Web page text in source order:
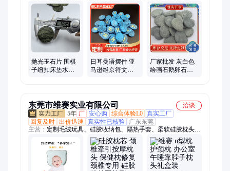
气石片、玉石片、陶瓷球、鹅卵石、紫水晶、火山石吸油球、刮
痧板、定制生产、火山石、玉石
抛光玉石片 围棋
子纽扣床垫水晶
日耳曼语摆件 亚
马逊维京符文石
厂家批发 灰白色
绘画石鹅卵石人
东莞市维赛实业有限公司
洽谈
5年 厂 安心购 综合体验L0 真实工厂
回复及时 出价迅速 真实性已核验
广东东莞
主营： 定制毛绒玩具、硅胶收纳包、隔热手套、柔软硅胶枕头、
乳胶枕头、天然乳胶枕头、反光背心、公司形象吉祥物、硅橡胶
枕、超萌毛绒玩具、公仔布娃娃定制、公仔布娃娃、硅胶棉布、
耐高温烤箱手套、时尚棉帆布手提袋、棉布袋购物袋、新款手提
包、久坐凉垫、卡通毛绒玩具、定制人偶吉祥物、硅胶隔热手